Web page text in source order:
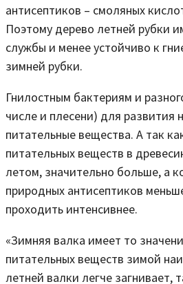
антисептиков – смоляных
Поэтому дерево летней рубки
службы и менее устойчиво к
зимней рубки.
Гнилостным бактериям и
числе и плесени) для развития
питательные вещества. А так
питательных веществ в
летом, значительно больше, а
природных антисептиков
проходить интенсивнее.
«Зимняя валка имеет то
питательных веществ зимой
летней валки легче загнивает,